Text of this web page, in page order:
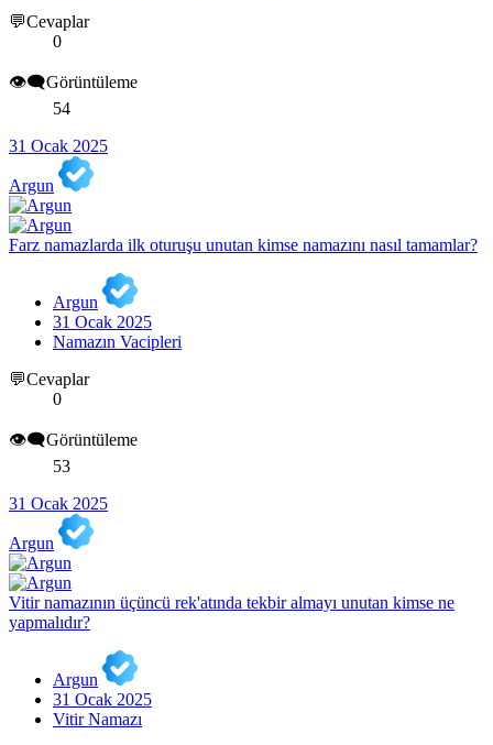
💬Cevaplar
0
👁️‍🗨️Görüntüleme
54
31 Ocak 2025
Argun
Farz namazlarda ilk oturuşu unutan kimse namazını nasıl tamamlar?
Argun
31 Ocak 2025
Namazın Vacipleri
💬Cevaplar
0
👁️‍🗨️Görüntüleme
53
31 Ocak 2025
Argun
Vitir namazının üçüncü rek'atında tekbir almayı unutan kimse ne
yapmalıdır?
Argun
31 Ocak 2025
Vitir Namazı